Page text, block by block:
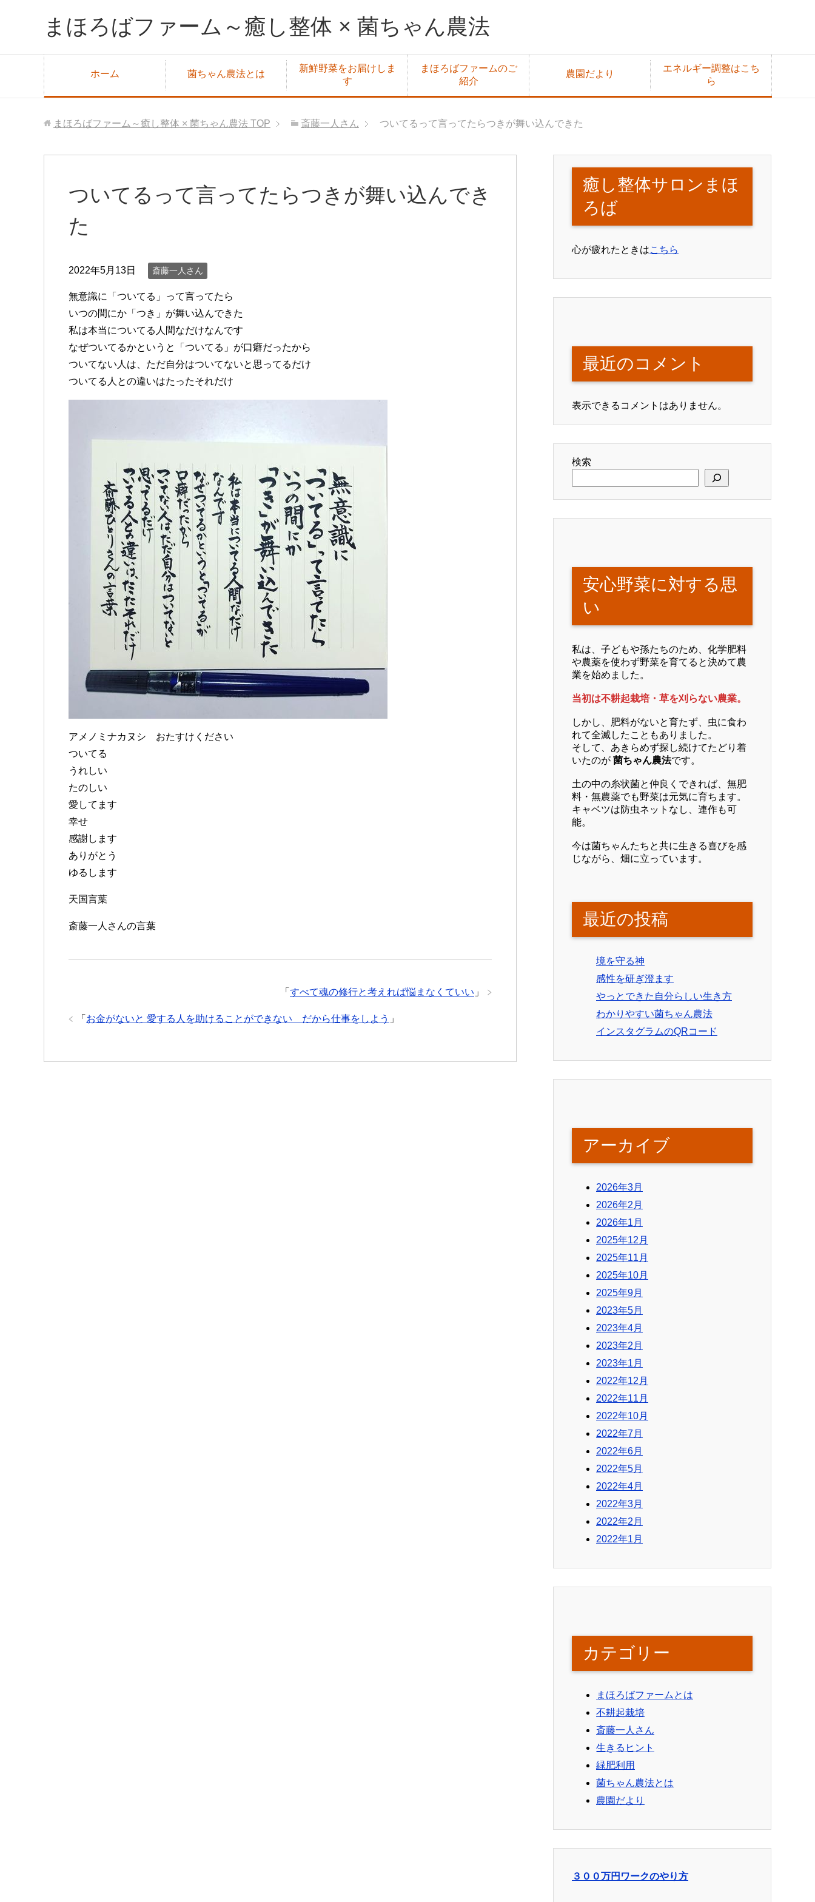
まほろばファーム～癒し整体 × 菌ちゃん農法
ホーム 菌ちゃん農法とは
新鮮野菜をお届けしま
す
まほろばファームのご
紹介
農園だより
エネルギー調整はこち
ら
まほろばファーム～癒し整体 × 菌ちゃん農法 TOP 斎藤一人さん ついてるって言ってたらつきが舞い込んできた
ついてるって言ってたらつきが舞い込んでき
た
2022年5月13日 斎藤一人さん
無意識に「ついてる」って言ってたら
いつの間にか「つき」が舞い込んできた
私は本当についてる人間なだけなんです
なぜついてるかというと「ついてる」が口癖だったから
ついてない人は、ただ自分はついてないと思ってるだけ
ついてる人との違いはたったそれだけ
アメノミナカヌシ おたすけください
ついてる
うれしい
たのしい
愛してます
幸せ
感謝します
ありがとう
ゆるします
天国言葉
斎藤一人さんの言葉
「 すべて魂の修行と考えれば悩まなくていい 」
「 お金がないと 愛する人を助けることができない だから仕事をしよう 」
癒し整体サロンまほ
ろば
心が疲れたときはこちら
最近のコメント
表示できるコメントはありません。
検索
安心野菜に対する思
い
私は、子どもや孫たちのため、化学肥料
や農薬を使わず野菜を育てると決めて農
業を始めました。
当初は不耕起栽培・草を刈らない農業。
しかし、肥料がないと育たず、虫に食わ
れて全滅したこともありました。
そして、あきらめず探し続けてたどり着
いたのが 菌ちゃん農法です。
土の中の糸状菌と仲良くできれば、無肥
料・無農薬でも野菜は元気に育ちます。
キャベツは防虫ネットなし、連作も可
能。
今は菌ちゃんたちと共に生きる喜びを感
じながら、畑に立っています。
最近の投稿
境を守る神
感性を研ぎ澄ます
やっとできた自分らしい生き方
わかりやすい菌ちゃん農法
インスタグラムのQRコード
アーカイブ
2026年3月
2026年2月
2026年1月
2025年12月
2025年11月
2025年10月
2025年9月
2023年5月
2023年4月
2023年2月
2023年1月
2022年12月
2022年11月
2022年10月
2022年7月
2022年6月
2022年5月
2022年4月
2022年3月
2022年2月
2022年1月
カテゴリー
まほろばファームとは
不耕起栽培
斎藤一人さん
生きるヒント
緑肥利用
菌ちゃん農法とは
農園だより
３００万円ワークのやり方